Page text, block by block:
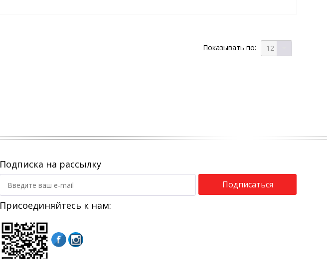
Показывать по: 12
Подписка на рассылку
Подписаться
Присоединяйтесь к нам: